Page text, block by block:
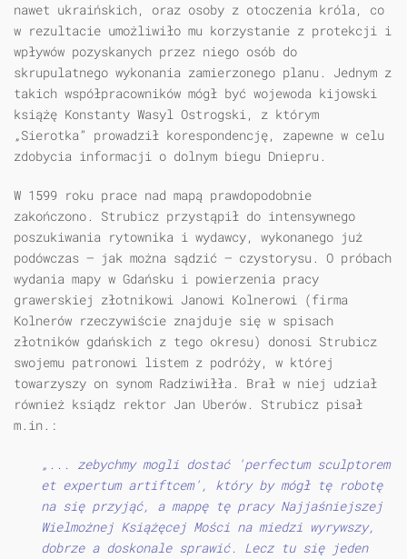
nawet ukraińskich, oraz osoby z otoczenia króla, co
w rezultacie umożliwiło mu korzystanie z protekcji i
wpływów pozyskanych przez niego osób do
skrupulatnego wykonania zamierzonego planu. Jednym z
takich współpracowników mógł być wojewoda kijowski
książę Konstanty Wasyl Ostrogski, z którym
„Sierotka” prowadził korespondencję, zapewne w celu
zdobycia informacji o dolnym biegu Dniepru.
W 1599 roku prace nad mapą prawdopodobnie
zakończono. Strubicz przystąpił do intensywnego
poszukiwania rytownika i wydawcy, wykonanego już
podówczas — jak można sądzić — czystorysu. O próbach
wydania mapy w Gdańsku i powierzenia pracy
grawerskiej złotnikowi Janowi Kolnerowi (firma
Kolnerów rzeczywiście znajduje się w spisach
złotników gdańskich z tego okresu) donosi Strubicz
swojemu patronowi listem z podróży, w której
towarzyszy on synom Radziwiłła. Brał w niej udział
również ksiądz rektor Jan Uberów. Strubicz pisał
m.in.:
„... zebychmy mogli dostać 'perfectum sculptorem
et expertum artiftcem', który by mógł tę robotę
na się przyjąć, a mappę tę pracy Najjaśniejszej
Wielmożnej Książęcej Mości na miedzi wyrywszy,
dobrze a doskonale sprawić. Lecz tu się jeden